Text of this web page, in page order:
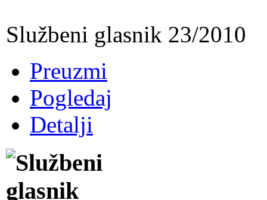
Službeni glasnik 23/2010
Preuzmi
Pogledaj
Detalji